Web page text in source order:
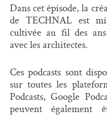
Dans cet épisode, la
de TECHNAL est
cultivée au fil des
avec les architectes.
Ces podcasts sont
sur toutes les
Podcasts, Google
peuvent également